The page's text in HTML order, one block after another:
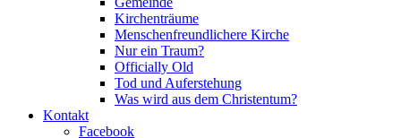
Kirchenträume
Menschenfreundlichere Kirche
Nur ein Traum?
Officially Old
Tod und Auferstehung
Was wird aus dem Christentum?
Kontakt
Facebook